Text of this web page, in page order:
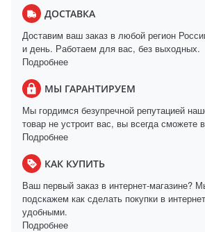
ДОСТАВКА
Доставим ваш заказ в любой регион
и день. Работаем для вас, без выходных.
Подробнее
МЫ ГАРАНТИРУЕМ
Мы гордимся безупречной репутацией
товар не устроит вас, вы всегда сможете
Подробнее
КАК КУПИТЬ
Ваш первый заказ в интернет-магазине?
подскажем как сделать покупки в
удобными.
Подробнее